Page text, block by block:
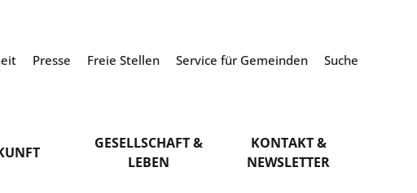
Presse Freie Stellen Service für Gemeinden Suche
GESELLSCHAFT &
LEBEN
KONTAKT &
NEWSLETTER